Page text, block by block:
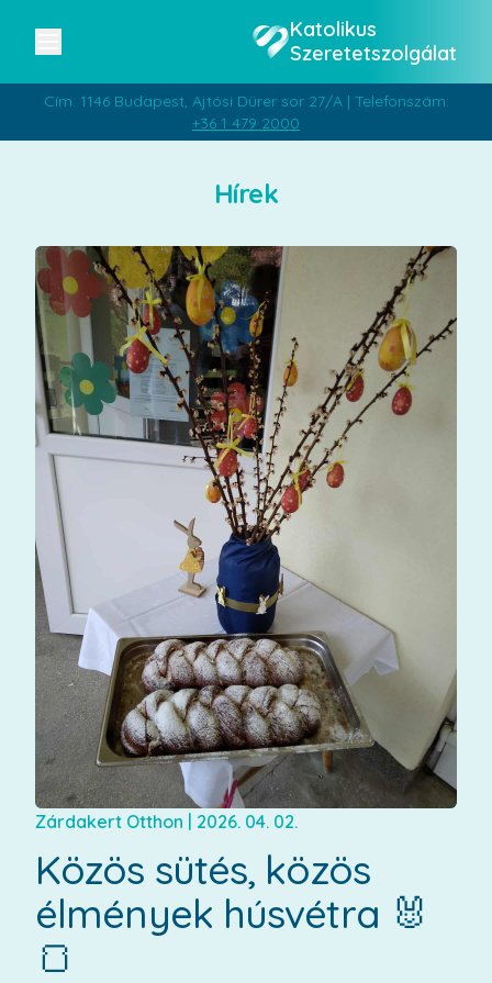
Katolikus
Szeretetszolgálat
Cím: 1146 Budapest, Ajtósi Dürer sor 27/A | Telefonszám:
+36 1 479 2000
Hírek
Zárdakert Otthon 2026. 04. 02.
Közös sütés, közös
élmények húsvétra 🐰
🍞